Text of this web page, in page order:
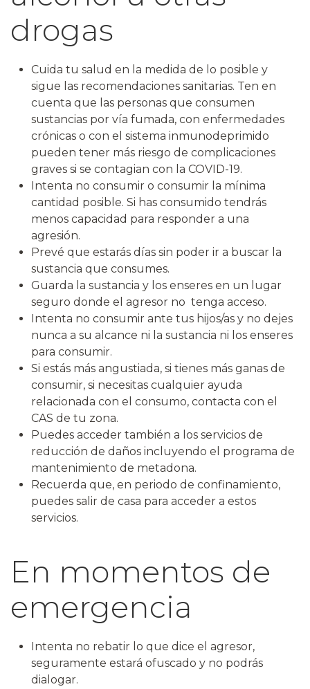
drogas
Cuida tu salud en la medida de lo posible y
sigue las recomendaciones sanitarias. Ten en
cuenta que las personas que consumen
sustancias por vía fumada, con enfermedades
crónicas o con el sistema inmunodeprimido
pueden tener más riesgo de complicaciones
graves si se contagian con la COVID-19.
Intenta no consumir o consumir la mínima
cantidad posible. Si has consumido tendrás
menos capacidad para responder a una
agresión.
Prevé que estarás días sin poder ir a buscar la
sustancia que consumes.
Guarda la sustancia y los enseres en un lugar
seguro donde el agresor no tenga acceso.
Intenta no consumir ante tus hijos/as y no dejes
nunca a su alcance ni la sustancia ni los enseres
para consumir.
Si estás más angustiada, si tienes más ganas de
consumir, si necesitas cualquier ayuda
relacionada con el consumo, contacta con el
CAS de tu zona.
Puedes acceder también a los servicios de
reducción de daños incluyendo el programa de
mantenimiento de metadona.
Recuerda que, en periodo de confinamiento,
puedes salir de casa para acceder a estos
servicios.
En momentos de
emergencia
Intenta no rebatir lo que dice el agresor,
seguramente estará ofuscado y no podrás
dialogar.